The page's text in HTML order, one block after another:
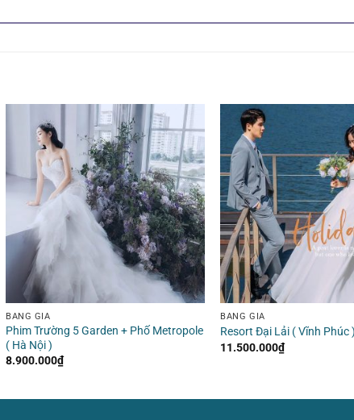
BẢNG GIÁ
Phim Trường 5 Garden + Phố Metropole
( Hà Nội )
8.900.000₫
BẢNG GIÁ
Resort Đại Lải ( Vĩnh Phúc )
11.500.000₫